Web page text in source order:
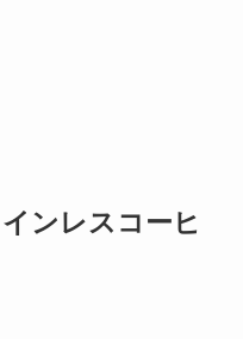
ンレスコーヒ